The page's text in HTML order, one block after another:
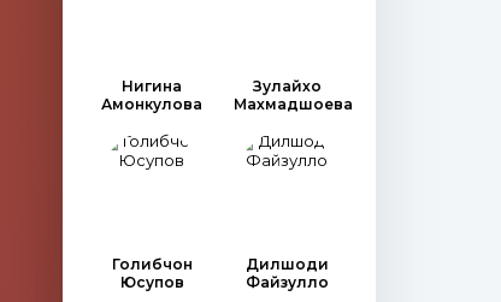
Нигина
Амонкулова
Зулайхо
Махмадшоева
Голибчон
Юсупов
Дилшоди
Файзулло